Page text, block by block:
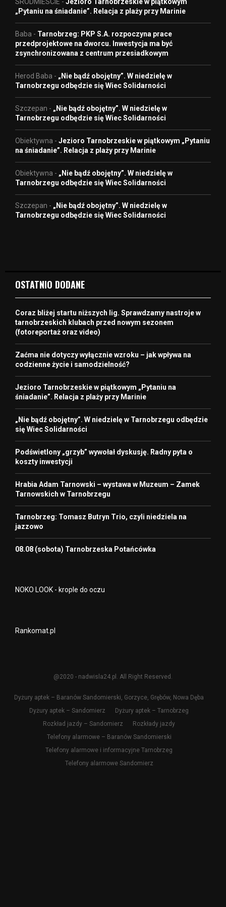
SRODMIESCIE - Jezioro Tarnobrzeskie w piątkowym
„Pytaniu na śniadanie”. Relacja z plaży przy Marinie
Baba - Tarnobrzeg: PKP S.A. rozpoczyna prace
przedprojektowe na dworcu. Inwestycja ma być
zsynchronizowana z centrum przesiadkowym
Herod Baba - „Nie bądź obojętny”. W niedzielę w
Tarnobrzegu odbędzie się Wiec Solidarności
Szczepan - „Nie bądź obojętny”. W niedzielę w
Tarnobrzegu odbędzie się Wiec Solidarności
Obiektywna - Jezioro Tarnobrzeskie w piątkowym „Pytaniu
na śniadanie”. Relacja z plaży przy Marinie
Obiektywna - „Nie bądź obojętny”. W niedzielę w
Tarnobrzegu odbędzie się Wiec Solidarności
Szczepan - „Nie bądź obojętny”. W niedzielę w
Tarnobrzegu odbędzie się Wiec Solidarności
OSTATNIO DODANE
Coraz bliżej startu niższych lig. Sprawdzamy nastroje w
tarnobrzeskich klubach przed nowym sezonem
(fotoreportaż oraz video)
Zaćma nie dotyczy wyłącznie wzroku – jak wpływa na
codzienne życie i samodzielność?
Jezioro Tarnobrzeskie w piątkowym „Pytaniu na
śniadanie”. Relacja z plaży przy Marinie
„Nie bądź obojętny”. W niedzielę w Tarnobrzegu odbędzie
się Wiec Solidarności
Podświetlony „grzyb” wywołał dyskusję. Radny pyta o
koszty inwestycji
Hrabia Adam Tarnowski – wystawa w Muzeum – Zamek
Tarnowskich w Tarnobrzegu
Tarnobrzeg: Tomasz Butryn Trio, czyli niedziela na
jazzowo
08.08 (sobota) Tarnobrzeska Potańcówka
NOKO LOOK - krople do oczu
Rankomat.pl
@2020 - nadwisla24.pl. All Right Reserved.
Dyżury aptek – Baranów Sandomierski, Gorzyce, Grębów, Nowa Dęba
Dyżury aptek – Sandomierz
Dyżury aptek – Tarnobrzeg
Rozkład jazdy – Sandomierz
Rozkłady jazdy
Telefony alarmowe – Baranów Sandomierski
Telefony alarmowe i informacyjne Tarnobrzeg
Telefony alarmowe Sandomierz